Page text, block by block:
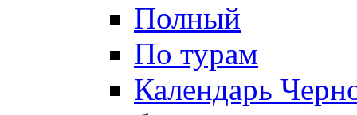
Полный
По турам
Календарь